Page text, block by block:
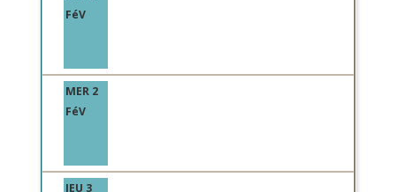
FéV
MER 2
FéV
JEU 3